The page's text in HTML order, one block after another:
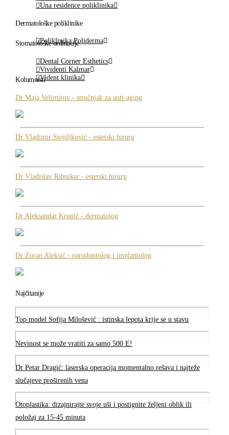
Una residence poliklinika
Dermatološke poliklinike
Poliklinika Poliderma
Stomatološke ordinacije
Dental Corner Esthetics
Vividenti Kalmar
Vident klinika
Kolumnisti
Dr Maja Velimirov - stručnjak za anti-aging
Dr Vladimir Stojiljković - estetski hirurg
Dr Vladislav Ribnikar - estetski hirurg
Dr Aleksandar Krunić - dermatolog
Dr Zoran Aleksić - parodontolog i implantolog
Najčitanije
Top model Sofija Milošević : istinska lepota krije se u stavu
Nevinost se može vratiti za samo 500 E!
Dr Petar Dragić: laserska operacija momentalno rešava i najteže
slučajeve proširenih vena
Otoplastika: dizajnirajte svoje uši i postignite željeni oblik ili
položaj za 15-45 minuta